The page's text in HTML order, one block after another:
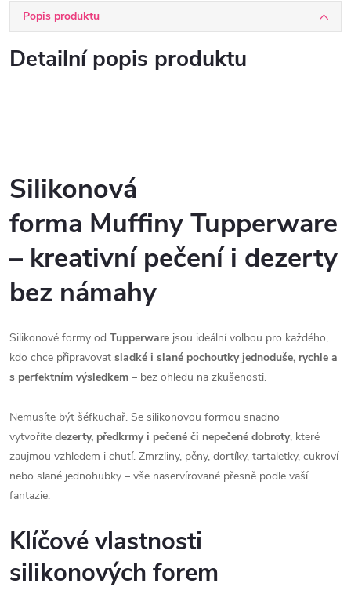
Popis produktu
Detailní popis produktu
Silikonová
forma MuffinyTupperware
– kreativní pečení i dezerty
bez námahy
Silikonové formy od Tupperware jsou ideální volbou pro každého,
kdo chce připravovat sladké i slané pochoutky jednoduše, rychle a
s perfektním výsledkem – bez ohledu na zkušenosti.
Nemusíte být šéfkuchař. Se silikonovou formou snadno
vytvoříte dezerty, předkrmy i pečené či nepečené dobroty, které
zaujmou vzhledem i chutí. Zmrzliny, pěny, dortíky, tartaletky, cukroví
nebo slané jednohubky – vše naservírované přesně podle vaší
fantazie.
Klíčové vlastnosti
silikonových forem